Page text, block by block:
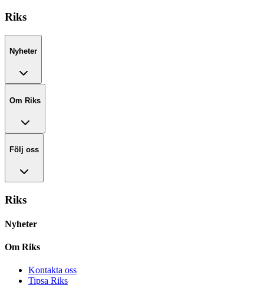
Riks
Nyheter
Om Riks
Följ oss
Riks
Nyheter
Om Riks
Kontakta oss
Tipsa Riks